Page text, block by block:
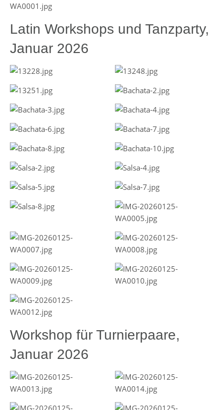
Latin Workshops und Tanzparty,
Januar 2026
Workshop für Turnierpaare,
Januar 2026